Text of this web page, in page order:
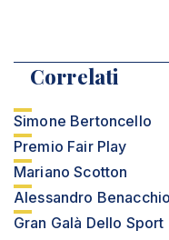
Correlati
Simone Bertoncello
Premio Fair Play
Mariano Scotton
Alessandro Benacchio
Gran Galà Dello Sport